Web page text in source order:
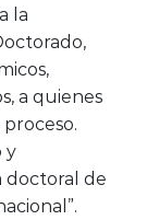
la
a quienes
y
doctoral de